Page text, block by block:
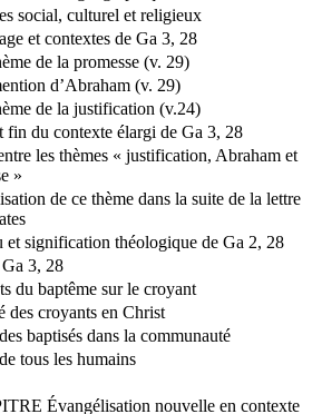
historico-géographique
social, culturel et religieux
et contextes de Ga 3, 28
de la promesse (v. 29)
d’Abraham (v. 29)
de la justification (v.24)
fin du contexte élargi de Ga 3, 28
les thèmes « justification, Abraham et
»
de ce thème dans la suite de la lettre
et signification théologique de Ga 2, 28
3, 28
du baptême sur le croyant
des croyants en Christ
baptisés dans la communauté
tous les humains